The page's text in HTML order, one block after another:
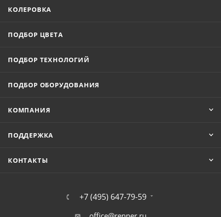
КОЛЕРОВКА
ПОДБОР ЦВЕТА
ПОДБОР ТЕХНОЛОГИЙ
ПОДБОР ОБОРУДОВАНИЯ
КОМПАНИЯ
ПОДДЕРЖКА
КОНТАКТЫ
+7 (495) 647-79-59